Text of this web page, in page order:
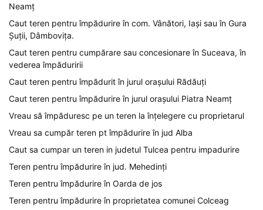
Neamț
Caut teren pentru împădurire în com. Vânători, Iași sau în Gura
Șuții, Dâmbovița.
Caut teren pentru cumpărare sau concesionare în Suceava, în
vederea împăduririi
Caut teren pentru împădurit în jurul orașului Rădăuți
Caut teren pentru împădurire în jurul orașului Piatra Neamț
Vreau să împăduresc pe un teren la înțelegere cu proprietarul
Vreau sa cumpăr teren pt împădurire în jud Alba
Caut sa cumpar un teren in judetul Tulcea pentru impadurire
Teren pentru împădurire în jud. Mehedinți
Teren pentru împădurire în Oarda de jos
Teren pentru împădurire în proprietatea comunei Colceag